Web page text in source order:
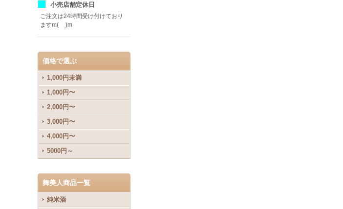
小売店舗定休日
ご注文は24時間受け付けており
ますm(__)m
価格で選ぶ
1,000円未満
1,000円〜
2,000円〜
3,000円〜
4,000円〜
5000円～
舞美人商品一覧
純米酒